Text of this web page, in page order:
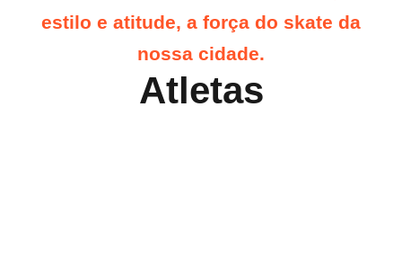
estilo e atitude, a força do skate da
nossa cidade.
Atletas